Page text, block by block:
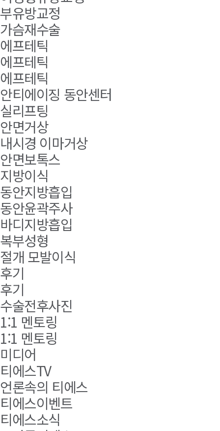
부유방교정
가슴재수술
에프테틱
에프테틱
에프테틱
안티에이징 동안센터
실리프팅
안면거상
내시경 이마거상
안면보톡스
지방이식
동안지방흡입
동안윤곽주사
바디지방흡입
복부성형
절개 모발이식
후기
후기
수술전후사진
1:1 멘토링
1:1 멘토링
미디어
티에스TV
언론속의 티에스
티에스이벤트
티에스소식